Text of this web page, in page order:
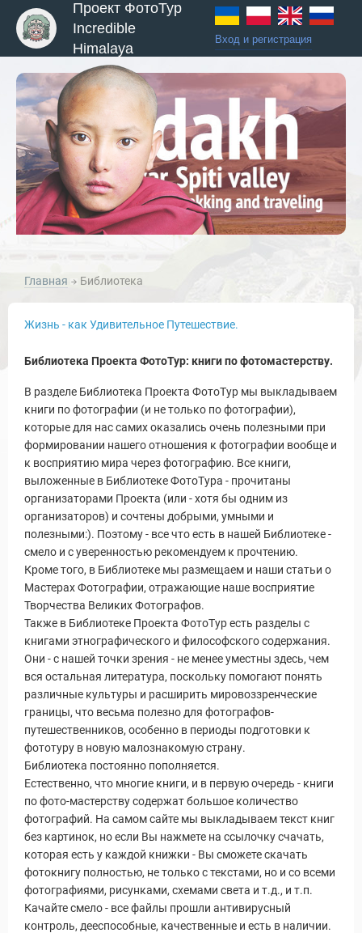
и Туры
Новости и Отчеты
Проект ФотоТур
Incredible
Himalaya
Вход и регистрация
Главная Библиотека
Жизнь - как Удивительное Путешествие.
Библиотека Проекта ФотоТур: книги по фотомастерству.
В разделе Библиотека Проекта ФотоТур мы выкладываем
книги по фотографии (и не только по фотографии),
которые для нас самих оказались очень полезными при
формировании нашего отношения к фотографии вообще и
к восприятию мира через фотографию. Все книги,
выложенные в Библиотеке ФотоТура - прочитаны
организаторами Проекта (или - хотя бы одним из
организаторов) и сочтены добрыми, умными и
полезными:). Поэтому - все что есть в нашей Библиотеке -
смело и с уверенностью рекомендуем к прочтению.
Кроме того, в Библиотеке мы размещаем и наши статьи о
Мастерах Фотографии, отражающие наше восприятие
Творчества Великих Фотографов.
Также в Библиотеке Проекта ФотоТур есть разделы с
книгами этнографического и философского содержания.
Они - с нашей точки зрения - не менее уместны здесь, чем
вся остальная литература, поскольку помогают понять
различные культуры и расширить мировоззренческие
границы, что весьма полезно для фотографов-
путешественников, особенно в периоды подготовки к
фототуру в новую малознакомую страну.
Библиотека постоянно пополняется.
Естественно, что многие книги, и в первую очередь - книги
по фото-мастерству содержат большое количество
фотографий. На самом сайте мы выкладываем текст книг
без картинок, но если Вы нажмете на ссылочку счачать,
которая есть у каждой книжки - Вы сможете скачать
фотокнигу полностью, не только с текстами, но и со всеми
фотографиями, рисунками, схемами света и т.д., и т.п.
Качайте смело - все файлы прошли антивирусный
контроль, дееспособные, качественные и есть в наличии.